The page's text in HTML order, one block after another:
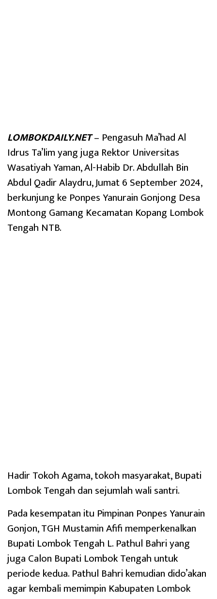
LOMBOKDAILY.NET– Pengasuh Ma’had Al
Idrus Ta’lim yang juga Rektor Universitas
Wasatiyah Yaman, Al-Habib Dr. Abdullah Bin
Abdul Qadir Alaydru, Jumat 6 September 2024,
berkunjung ke Ponpes Yanurain Gonjong Desa
Montong Gamang Kecamatan Kopang Lombok
Tengah NTB.
Hadir Tokoh Agama, tokoh masyarakat, Bupati
Lombok Tengah dan sejumlah wali santri.
Pada kesempatan itu Pimpinan Ponpes Yanurain
Gonjon, TGH Mustamin Afifi memperkenalkan
Bupati Lombok Tengah L. Pathul Bahri yang
juga Calon Bupati Lombok Tengah untuk
periode kedua. Pathul Bahri kemudian dido’akan
agar kembali memimpin Kabupaten Lombok